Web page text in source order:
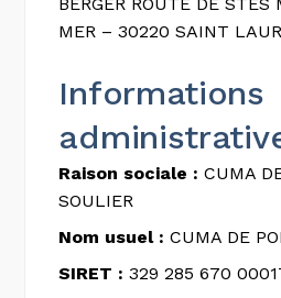
MER – 30220 SAINT
Informations
Raison sociale : CUMA
SOULIER
Nom usuel : CUMA DE
SIRET : 329 285 670